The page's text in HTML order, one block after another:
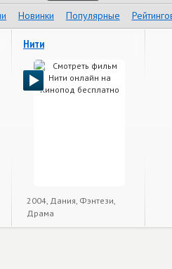
Новинки Популярные
Нити
2004, Дания, Фэнтези,
Драма